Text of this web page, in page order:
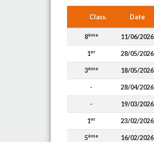
Class. Date
8ème 11/06/2026
1er 28/05/2026
3ème 18/05/2026
- 28/04/2026
- 19/03/2026
1er 23/02/2026
5ème 16/02/2026